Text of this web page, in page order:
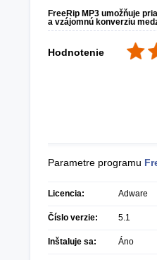
FreeRip MP3 umožňuje
a vzájomnú konverziu
Hodnotenie
Parametre programu
Licencia: Adware
Číslo verzie: 5.1
Inštaluje sa: Áno